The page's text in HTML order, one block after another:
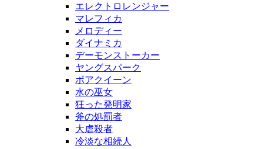
エレクトロレンジャー
マレフィカ
メロディー
ダイナミカ
デーモンストーカー
ヤングスパーク
ボアクイーン
水の巫女
狂った発明家
斧の処罰者
大虐殺者
冷淡な相続人